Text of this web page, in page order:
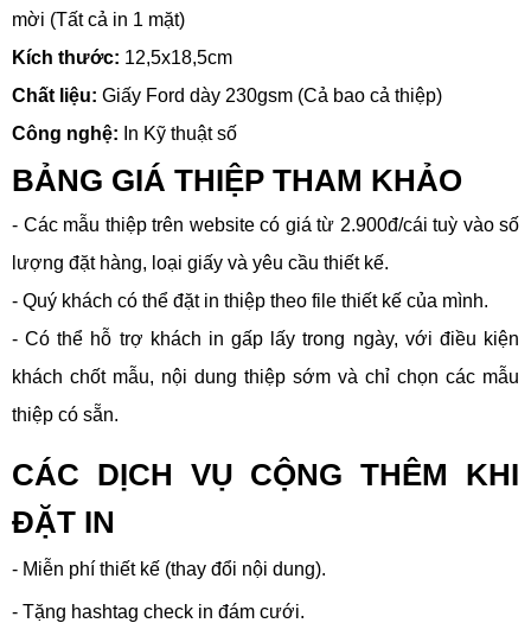
mời (Tất cả in 1 mặt)
Kích thước: 12,5x18,5cm
Chất liệu: Giấy Ford dày 230gsm (Cả bao cả thiệp)
Công nghệ: In Kỹ thuật số
BẢNG GIÁ THIỆP THAM KHẢO
- Các mẫu thiệp trên website có giá từ 2.900đ/cái tuỳ vào số
lượng đặt hàng, loại giấy và yêu cầu thiết kế.
- Quý khách có thể đặt in thiệp theo file thiết kế của mình.
- Có thể hỗ trợ khách in gấp lấy trong ngày, với điều kiện
khách chốt mẫu, nội dung thiệp sớm và chỉ chọn các mẫu
thiệp có sẵn.
CÁC DỊCH VỤ CỘNG THÊM KHI
ĐẶT IN
- Miễn phí thiết kế (thay đổi nội dung).
- Tặng hashtag check in đám cưới.